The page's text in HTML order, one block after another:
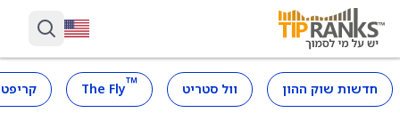
חדשות שוק ההון וול סטריט ™
The Fly